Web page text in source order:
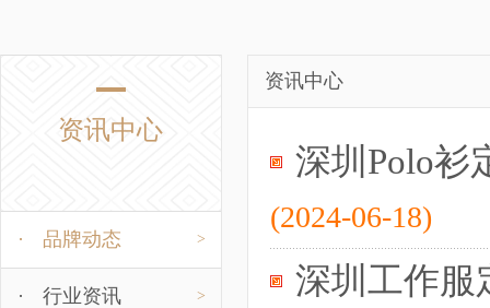
资讯中心
· 品牌动态 >
· 行业资讯 >
资讯中心
深圳Polo衫
(2024-06-18)
深圳工作服